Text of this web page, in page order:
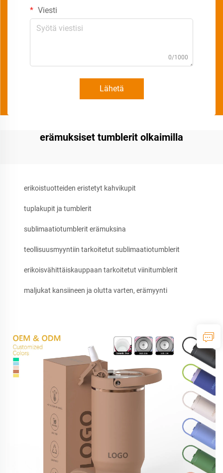
Viesti
0/1000
Lähetä
erämuksiset tumblerit olkaimilla
erikoistuotteiden eristetyt kahvikupit
tuplakupit ja tumblerit
sublimaatiotumblerit erämuksina
teollisuusmyyntiin tarkoitetut sublimaatiotumblerit
erikoisvähittäiskauppaan tarkoitetut viinitumblerit
maljukat kansiineen ja olutta varten, erämyynti